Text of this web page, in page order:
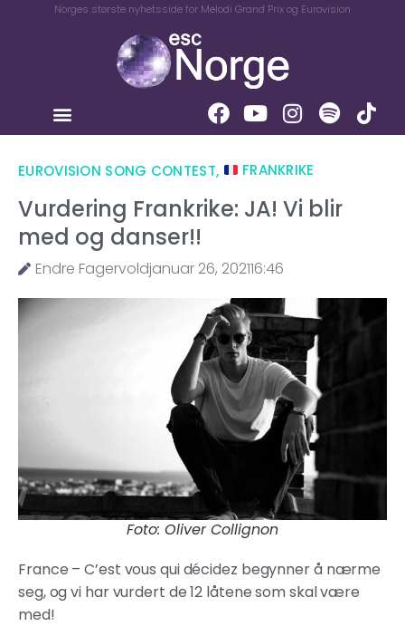
Norges største nyhetsside for Melodi Grand Prix og Eurovision
EUROVISION SONG CONTEST, FRANKRIKE
Vurdering Frankrike: JA! Vi blir
med og danser!!
Endre Fagervoldjanuar 26, 202116:46
Foto: Oliver Collignon
France – C’est vous qui décidez begynner å nærme
seg, og vi har vurdert de 12 låtene som skal være
med!